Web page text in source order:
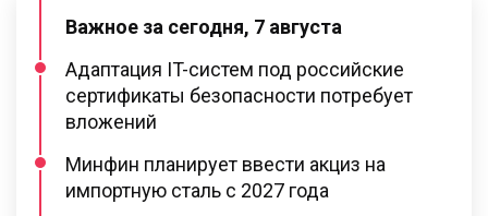
Важное за сегодня, 7 августа
Адаптация IT-систем под российские
сертификаты безопасности потребует
вложений
Минфин планирует ввести акциз на
импортную сталь с 2027 года